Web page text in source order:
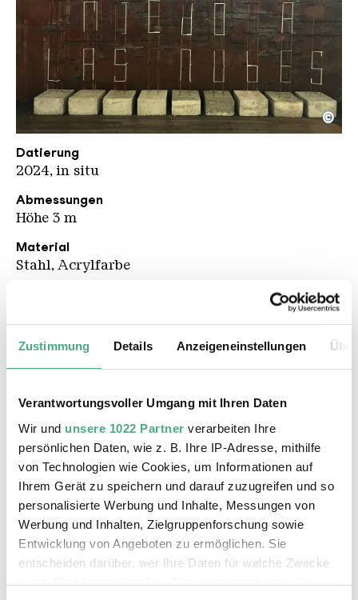
Zustimmung Details Anzeigeneinstellungen
Verantwortungsvoller Umgang mit Ihren Daten
Wir und unsere 1022 Partner verarbeiten Ihre
persönlichen Daten, wie z. B. Ihre IP-Adresse, mithilfe
von Technologien wie Cookies, um Informationen auf
Ihrem Gerät zu speichern und darauf zuzugreifen und so
personalisierte Werbung und Inhalte, Messungen von
Werbung und Inhalten, Zielgruppenforschung sowie
Entwicklung von Angeboten zu ermöglichen. Sie
entscheiden darüber, wer Ihre Daten für welche Zwecke
nutzt. Sie können Ihre Einwilligung jederzeit über die
e1000 JD kompr
Copyright: Jeanette Dittmar
©
Datierung
2024, in situ
Abmessungen
Höhe 3 m
Material
Stahl, Acrylfarbe
Der spanische Künstler e1000 tagged sich am
auf den ersten Blick nicht zu erkennen, nutzt er
vorhandene Strukturen im urbanen Raum, wie
Gitter, Gullideckel, Geländer, usw., um seinen
neonfarbene Handschrift des Künstlers einmal
erkannt, begegnet er einem quasi überall. Wie
hier auf Armierungseisen, die eine Botschaft
transportieren. Angestrahlt mit Schwarzlicht
wird sie sichtbar: „Tenemos miedo de las nubas“
(dt.: Wir haben Angst vor den Wolken).
e1000 erzählt mit seinem Werk von den
Bewohner:innen der Wüste von Samalayuca in